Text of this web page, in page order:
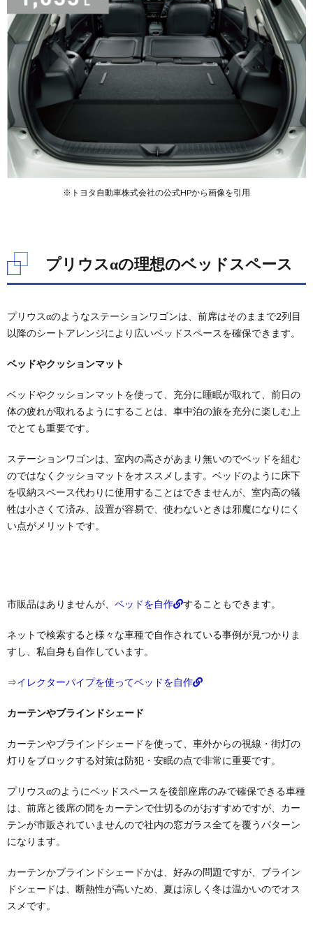
※トヨタ自動車株式会社の公式HPから画像を引用
プリウスαの理想のベッドスペース
プリウスαのようなステーションワゴンは、前席はそのままで2列目
以降のシートアレンジにより広いベッドスペースを確保できます。
ベッドやクッションマット
ベッドやクッションマットを使って、充分に睡眠が取れて、前日の
体の疲れが取れるようにすることは、車中泊の旅を充分に楽しむ上
でとても重要です。
ステーションワゴンは、室内の高さがあまり無いのでベッドを組む
のではなくクッショマットをオススメします。ベッドのように床下
を収納スペース代わりに使用することはできませんが、室内高の犠
牲は小さくて済み、設置が容易で、使わないときは邪魔になりにく
い点がメリットです。
市販品はありませんが、 ベッドを自作 することもできます。
ネットで検索すると様々な車種で自作されている事例が見つかりま
すし、私自身も自作しています。
⇒イレクターパイプを使ってベッドを自作
カーテンやブラインドシェード
カーテンやブラインドシェードを使って、車外からの視線・街灯の
灯りをブロックする対策は防犯・安眠の点で非常に重要です。
プリウスαのようにベッドスペースを後部座席のみで確保できる車種
は、前席と後席の間をカーテンで仕切るのがおすすめですが、カー
テンが市販されていませんので社内の窓ガラス全てを覆うパターン
になります。
カーテンかブラインドシェードかは、好みの問題ですが、ブライン
ドシェードは、断熱性が高いため、夏は涼しく冬は温かいのでオス
スメです。